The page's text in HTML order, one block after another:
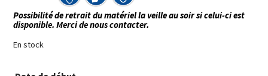
Possibilité de retrait du matériel la veille au soir si celui-ci est
disponible. Merci de nous contacter.
En stock